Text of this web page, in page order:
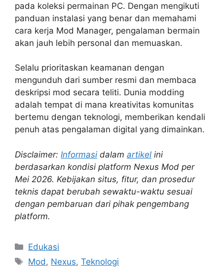
pada koleksi permainan PC. Dengan mengikuti
panduan instalasi yang benar dan memahami
cara kerja Mod Manager, pengalaman bermain
akan jauh lebih personal dan memuaskan.
Selalu prioritaskan keamanan dengan
mengunduh dari sumber resmi dan membaca
deskripsi mod secara teliti. Dunia modding
adalah tempat di mana kreativitas komunitas
bertemu dengan teknologi, memberikan kendali
penuh atas pengalaman digital yang dimainkan.
Disclaimer: Informasi dalam artikel ini
berdasarkan kondisi platform Nexus Mod per
Mei 2026. Kebijakan situs, fitur, dan prosedur
teknis dapat berubah sewaktu-waktu sesuai
dengan pembaruan dari pihak pengembang
platform.
Kategori
Edukasi
Tag
Mod , Nexus,Teknologi